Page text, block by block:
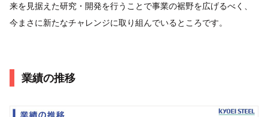
来を見据えた研究・開発を行うことで事業の裾野を広げるべく、
今まさに新たなチャレンジに取り組んでいるところです。
業績の推移